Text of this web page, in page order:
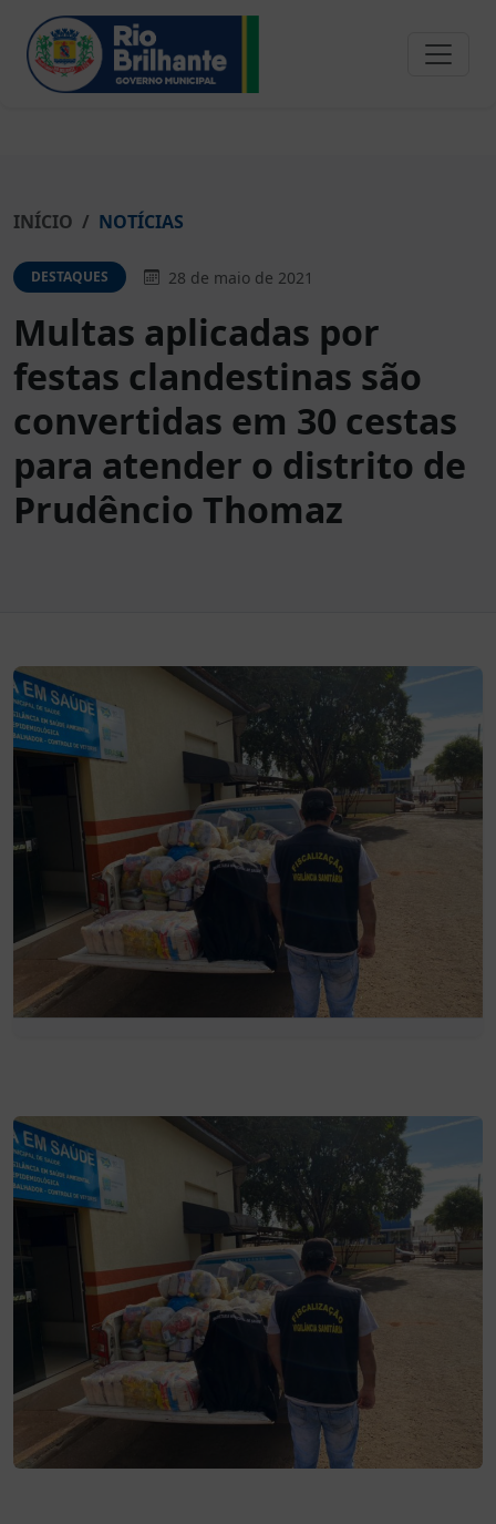
INÍCIO NOTÍCIAS
DESTAQUES 28 de maio de 2021
Multas aplicadas por
festas clandestinas são
convertidas em 30 cestas
para atender o distrito de
Prudêncio Thomaz